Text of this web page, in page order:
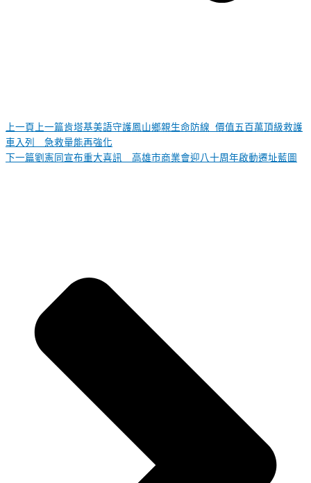
上一頁 上一篇肯塔基美語守護鳳山鄉親生命防線 價值五百萬頂級救護
車入列 急救量能再強化
下一篇劉憲同宣布重大喜訊 高雄市商業會迎八十周年啟動遷址藍圖